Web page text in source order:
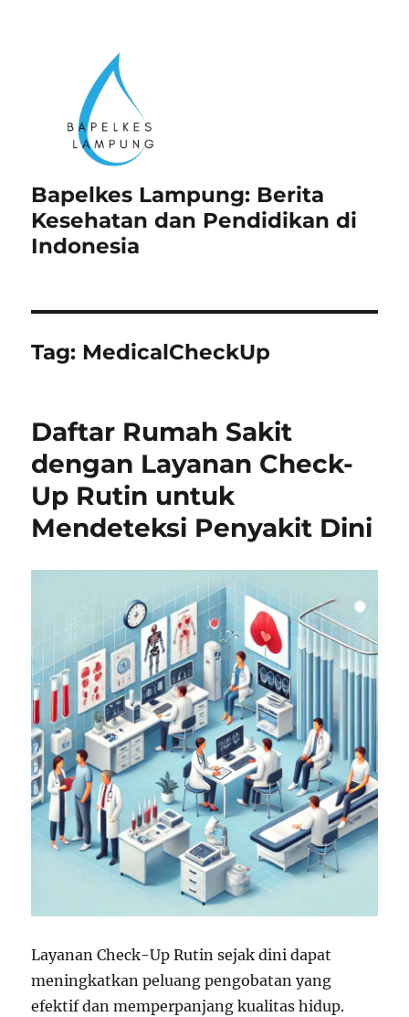
Bapelkes Lampung: Berita
Kesehatan dan Pendidikan di
Indonesia
Tag: MedicalCheckUp
Daftar Rumah Sakit
dengan Layanan Check-
Up Rutin untuk
Mendeteksi Penyakit Dini
Layanan Check-Up Rutin sejak dini dapat
meningkatkan peluang pengobatan yang
efektif dan memperpanjang kualitas hidup.